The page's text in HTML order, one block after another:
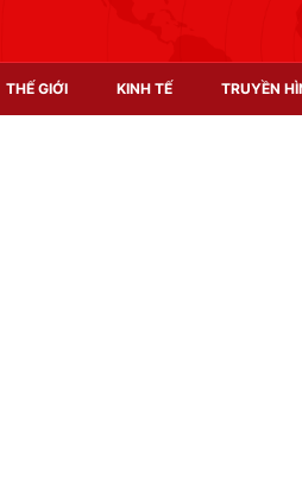
THẾ GIỚI KINH TẾ TRUYỀN